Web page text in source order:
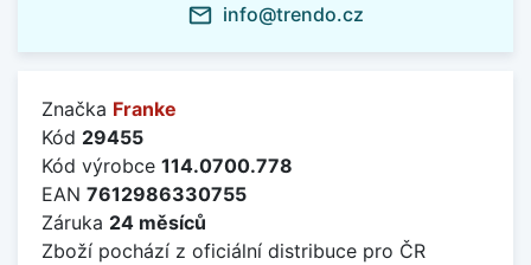
mail_outline info@trendo.cz
Značka Franke
Kód 29455
Kód výrobce 114.0700.778
EAN 7612986330755
Záruka 24 měsíců
Zboží pochází z oficiální distribuce pro ČR